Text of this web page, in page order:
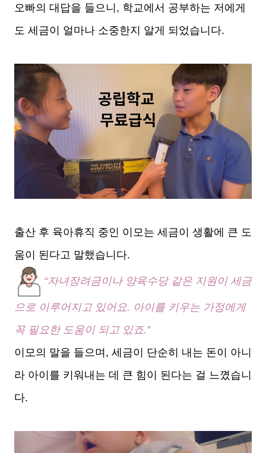
오빠의 대답을 들으니, 학교에서 공부하는 저에게
도 세금이 얼마나 소중한지 알게 되었습니다.
출산 후 육아휴직 중인 이모는 세금이 생활에 큰 도
움이 된다고 말했습니다.
“자녀장려금이나 양육수당 같은 지원이 세금
으로 이루어지고 있어요. 아이를 키우는 가정에게
꼭 필요한 도움이 되고 있죠.”
이모의 말을 들으며, 세금이 단순히 내는 돈이 아니
라 아이를 키워내는 데 큰 힘이 된다는 걸 느꼈습니
다.